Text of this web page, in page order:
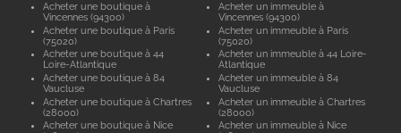
Acheter une boutique à
Vincennes (94300)
Acheter une boutique à Paris
(75020)
Acheter une boutique à 44
Loire-Atlantique
Acheter une boutique à 84
Vaucluse
Acheter une boutique à Chartres
(28000)
Acheter une boutique à Nice
Acheter un immeuble à
Vincennes (94300)
Acheter un immeuble à Paris
(75020)
Acheter un immeuble à 44 Loire-
Atlantique
Acheter un immeuble à 84
Vaucluse
Acheter un immeuble à Chartres
(28000)
Acheter un immeuble à Nice